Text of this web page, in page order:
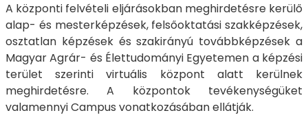
A központi felvételi eljárásokban meghirdetésre kerülő
alap- és mesterképzések, felsőoktatási szakképzések,
osztatlan képzések és szakirányú továbbképzések a
Magyar Agrár- és Élettudományi Egyetemen a képzési
terület szerinti virtuális központ alatt kerülnek
meghirdetésre. A központok tevékenységüket
valamennyi Campus vonatkozásában ellátják.